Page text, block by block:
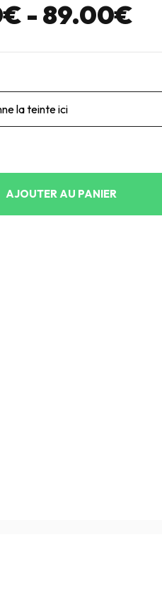
- 89.00€
la teinte ici
AJOUTER AU PANIER